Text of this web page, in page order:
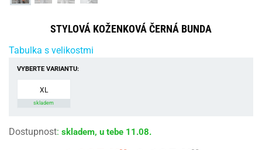
STYLOVÁ KOŽENKOVÁ ČERNÁ BUNDA
Tabulka s velikostmi
VYBERTE VARIANTU:
XL
skladem
Dostupnost: skladem, u tebe 11.08.